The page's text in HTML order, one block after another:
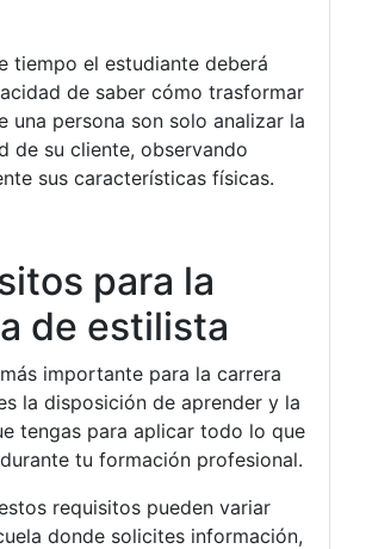
tiempo el estudiante deberá
de saber cómo trasformar
una persona son solo analizar la
de su cliente, observando
sus características físicas.
para la
de estilista
importante para la carrera
la disposición de aprender y la
tengas para aplicar todo lo que
tu formación profesional.
requisitos pueden variar
donde solicites información,